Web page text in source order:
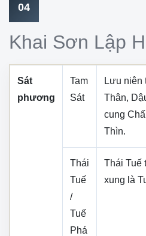
04
Khai Sơn Lập
Sát
phương
Tam
Sát
Lưu niên
Thân,
cung
Thìn.
Thái
Tuế
/
Tuế
Phá
Thái Tuế
xung là